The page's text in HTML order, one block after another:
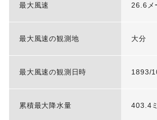
最大風速 26.6メ
最大風速の観測地 大分
最大風速の観測日時 1893/
累積最大降水量 403.4